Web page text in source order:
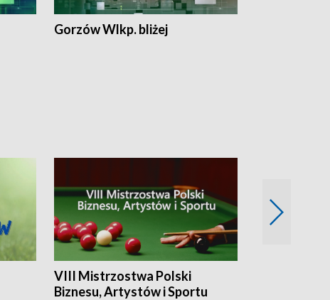
Gorzów Wlkp. bliżej
VIII Mistrzostwa Polski
Biznesu, Artystów i Sportu